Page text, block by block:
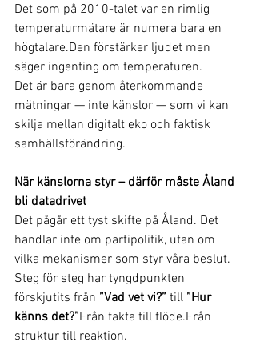
Det som på 2010-talet var en rimlig
temperaturmätare är numera bara en
högtalare.Den förstärker ljudet men
säger ingenting om temperaturen.
Det är bara genom återkommande
mätningar — inte känslor — som vi kan
skilja mellan digitalt eko och faktisk
samhällsförändring.
När känslorna styr – därför måste Åland
bli datadrivet
Det pågår ett tyst skifte på Åland. Det
handlar inte om partipolitik, utan om
vilka mekanismer som styr våra beslut.
Steg för steg har tyngdpunkten
förskjutits från ”Vad vet vi?” till ”Hur
känns det?”Från fakta till flöde.Från
struktur till reaktion.